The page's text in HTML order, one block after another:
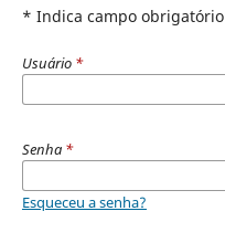
* Indica campo obrigatório
Usuário *
Senha *
Esqueceu a senha?